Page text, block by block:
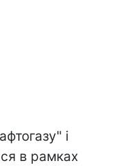
і
в рамках